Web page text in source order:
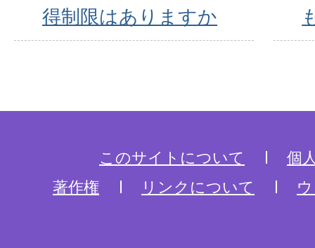
得制限はありますか
このサイトについて
個
著作権
リンクについて